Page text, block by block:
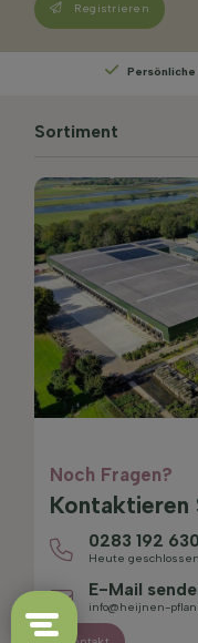
Registrieren
von unseren Experten
Sortiment
Noch Fragen?
Kontaktieren
0283 192
Heute
E-Mail
info@heijnen-